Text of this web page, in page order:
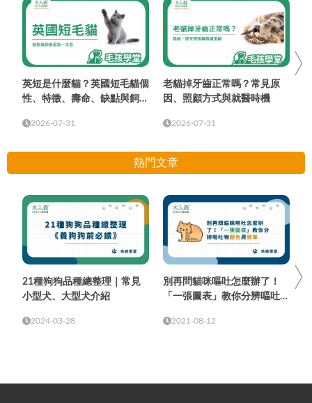
英短是什麼貓？英國短毛貓個
性、特徵、壽命、缺點與飼養
2026-07-31
老貓掉牙齒正常嗎？常見原
因、照顧方式與就醫時機
2026-07-31
熱門文章
21種狗狗品種總整理｜常見
小型犬、大型犬介紹
2024-03-28
別再問貓咪嘔吐怎麼辦了！
「一張圖表」教你分辨嘔吐物
2021-08-12